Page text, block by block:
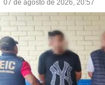
07 de agosto de 2026, 20:57